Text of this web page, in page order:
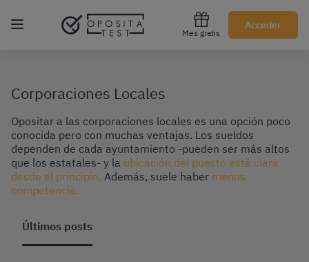
Mes gratis
Acceder
Regístrate gratis
Corporaciones Locales
Opositar a las corporaciones locales es una opción poco
conocida pero con muchas ventajas. Los sueldos
dependen de cada ayuntamiento -pueden ser más altos
que los estatales- y la ubicación del puesto está clara
desde el principio. Además, suele haber menos
competencia.
Últimos posts